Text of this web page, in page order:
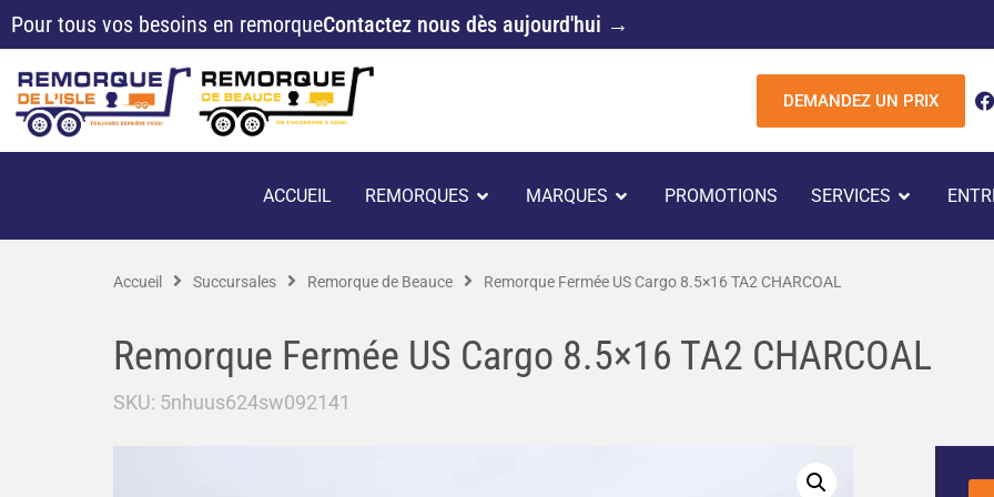
Aller
au
Pour tous vos besoins en remorqueContactez nous dès aujourd'hui →
DEMANDEZ UN PRIX
F
a
e
o
o
ACCUEIL REMORQUES OUVRIR REMORQUES
MARQUES OUVRIR MARQUES
PROMOTIONS SERVICES OUVRIR
Accueil Succursales Remorque de Beauce Remorque Fermée US Cargo 8.5×16 TA2 CHARCOAL
Remorque Fermée US Cargo 8.5×16 TA2 CHARCOAL
SKU: 5nhuus624sw092141